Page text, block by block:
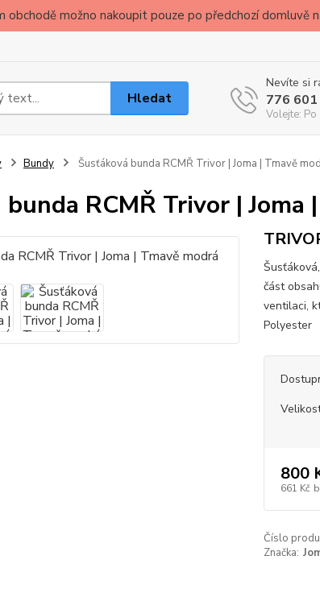
obchodě možno nakoupit pouze po předchozí domluvě
Hledat
Nevíte si
776
Volejte:
Bundy Šusťáková bunda RCMŘ Trivor | Joma | Tmavě
RCMŘ Trivor | Joma
část
ventilaci,
Polyester
800
661 Kč
Číslo
Značka: